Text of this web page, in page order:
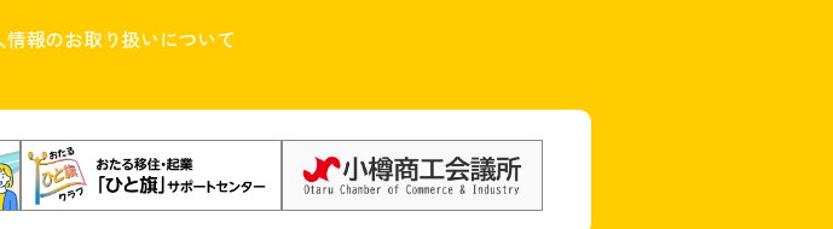
情報のお取り扱いについて